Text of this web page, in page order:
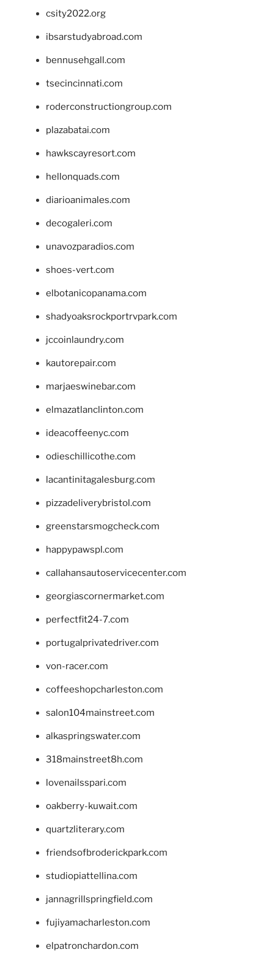
csity2022.org
ibsarstudyabroad.com
bennusehgall.com
tsecincinnati.com
roderconstructiongroup.com
plazabatai.com
hawkscayresort.com
hellonquads.com
diarioanimales.com
decogaleri.com
unavozparadios.com
shoes-vert.com
elbotanicopanama.com
shadyoaksrockportrvpark.com
jccoinlaundry.com
kautorepair.com
marjaeswinebar.com
elmazatlanclinton.com
ideacoffeenyc.com
odieschillicothe.com
lacantinitagalesburg.com
pizzadeliverybristol.com
greenstarsmogcheck.com
happypawspl.com
callahansautoservicecenter.com
georgiascornermarket.com
perfectfit24-7.com
portugalprivatedriver.com
von-racer.com
coffeeshopcharleston.com
salon104mainstreet.com
alkaspringswater.com
318mainstreet8h.com
lovenailsspari.com
oakberry-kuwait.com
quartzliterary.com
friendsofbroderickpark.com
studiopiattellina.com
jannagrillspringfield.com
fujiyamacharleston.com
elpatronchardon.com